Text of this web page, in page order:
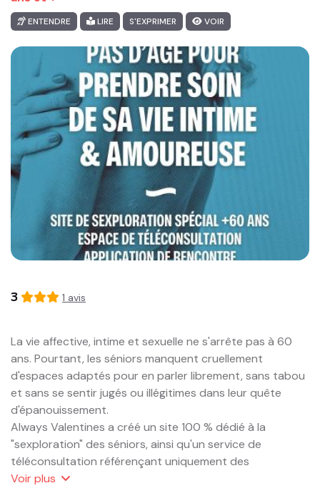
ENTENDRE LIRE S'EXPRIMER VOIR
3 1 avis
La vie affective, intime et sexuelle ne s'arrête pas à 60
ans. Pourtant, les séniors manquent cruellement
d'espaces adaptés pour en parler librement, sans tabou
et sans se sentir jugés ou illégitimes dans leur quête
d'épanouissement.
Always Valentines a créé un site 100 % dédié à la
"sexploration" des séniors, ainsi qu'un service de
téléconsultation référençant uniquement des
sexothérapeutes et coachs spécialisés dans
Voirplus